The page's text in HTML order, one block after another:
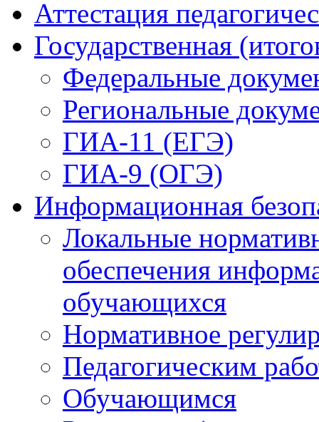
Аттестация
Государственная
Федеральные
Региональные
ГИА-11 (ЕГЭ)
ГИА-9 (ОГЭ)
Информационная
Локальные
обеспечения
обучающихся
Нормативное
Педагогическим
Обучающимся